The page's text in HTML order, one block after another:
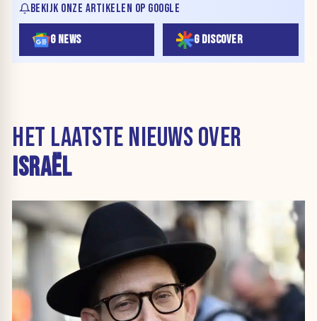
BEKIJK ONZE ARTIKELEN OP GOOGLE
G NEWS G DISCOVER
HET LAATSTE NIEUWS OVER
ISRAËL